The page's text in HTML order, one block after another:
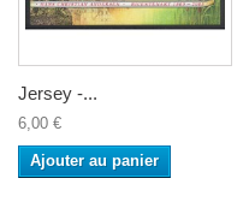
Jersey -...
6,00 €
Ajouter au panier